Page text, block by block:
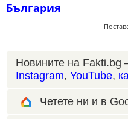
България
Новините на Fakti.bg
Instagram, YouTube,
Четете ни и в